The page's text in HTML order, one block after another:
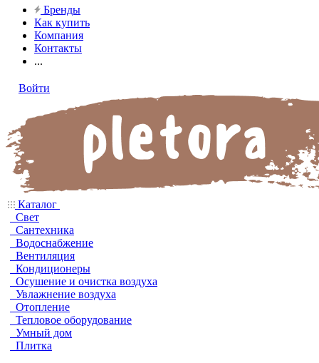
Бренды
Как купить
Компания
Контакты
...
Войти
Каталог
Свет
Сантехника
Водоснабжение
Вентиляция
Кондиционеры
Осушение и очистка воздуха
Увлажнение воздуха
Отопление
Тепловое оборудование
Умный дом
Плитка